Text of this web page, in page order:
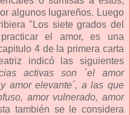
algunos lugareños. Luego
"Los siete grados del
el amor, es una
4 de la primera carta
indicó las siguientes
activas son ´el amor
amor elevante´, a las que
amor vulnerado, amor
también se le considera